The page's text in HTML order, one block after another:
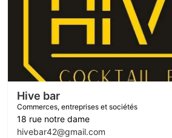
Hive bar
Commerces, entreprises et sociétés
18 rue notre dame
hivebar42@gmail.com